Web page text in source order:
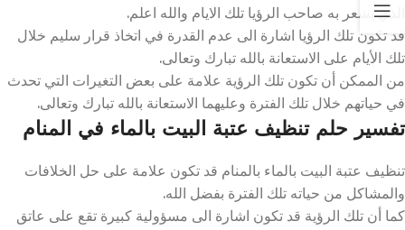
الذي يشعر به صاحب الرؤيا تلك الايام والله اعلم.
قد تكون تلك الرؤيا اشارة الى عدم القدرة في اتخاذ قرار سليم خلال
تلك الأيام على الاستعانة بالله تبارك وتعالى.
من الممكن أن تكون تلك الرؤية علامة على بعض التغيرات التي تحدث
في حياتهم خلال تلك الفترة وعليهما الاستعانة بالله تبارك وتعالى.
تفسير حلم تنظيف عتبة البيت بالماء في المنام
تنظيف عتبة البيت بالماء بالمنام قد تكون علامة على حل الخلافات
والمشاكل من حياته تلك الفترة بفضل الله.
كما أن تلك الرؤية قد تكون اشارة الى مسؤولية كبيرة تقع على عاتق